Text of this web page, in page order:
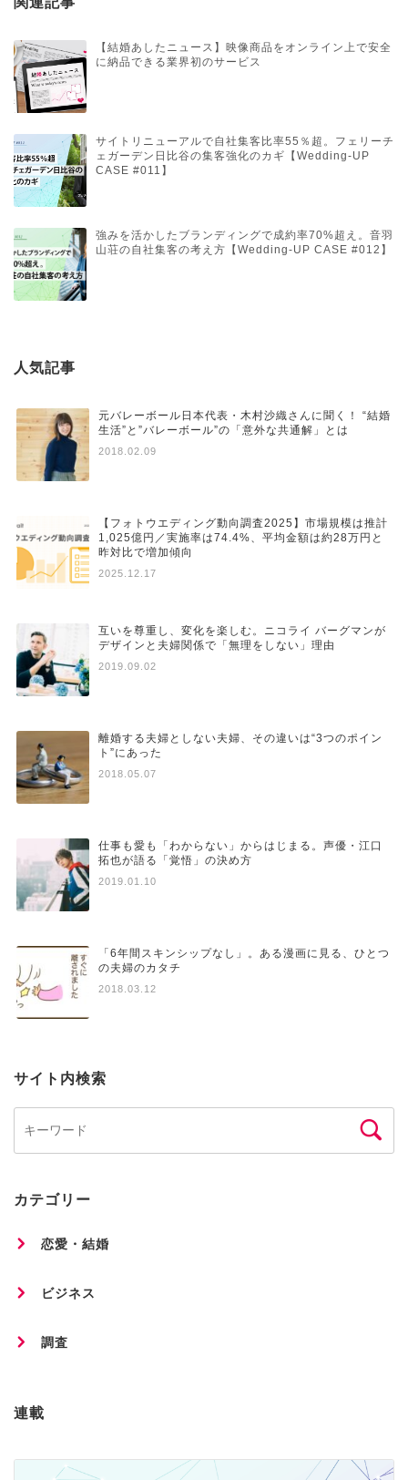
【結婚あしたニュース】映像商品をオンライン上で安全
に納品できる業界初のサービス
サイトリニューアルで自社集客比率55％超。フェリーチ
ェガーデン日比谷の集客強化のカギ【Wedding-UP
CASE #011】
強みを活かしたブランディングで成約率70%超え。音羽
山荘の自社集客の考え方【Wedding-UP CASE #012】
人気記事
元バレーボール日本代表・木村沙織さんに聞く！ “結婚
生活”と”バレーボール”の「意外な共通解」とは
2018.02.09
【フォトウエディング動向調査2025】市場規模は推計
1,025億円／実施率は74.4%、平均金額は約28万円と
昨対比で増加傾向
2025.12.17
互いを尊重し、変化を楽しむ。ニコライ バーグマンが
デザインと夫婦関係で「無理をしない」理由
2019.09.02
離婚する夫婦としない夫婦、その違いは“3つのポイン
ト”にあった
2018.05.07
仕事も愛も「わからない」からはじまる。声優・江口
拓也が語る「覚悟」の決め方
2019.01.10
「6年間スキンシップなし」。ある漫画に見る、ひとつ
の夫婦のカタチ
2018.03.12
サイト内検索
カテゴリー
恋愛・結婚
ビジネス
調査
連載